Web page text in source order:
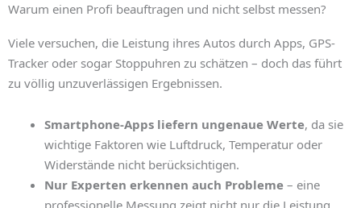
Warum einen Profi beauftragen und nicht selbst messen?
Viele versuchen, die Leistung ihres Autos durch Apps, GPS-
Tracker oder sogar Stoppuhren zu schätzen – doch das führt
zu völlig unzuverlässigen Ergebnissen.
Smartphone-Apps liefern ungenaue Werte, da sie
wichtige Faktoren wie Luftdruck, Temperatur oder
Widerstände nicht berücksichtigen.
Nur Experten erkennen auch Probleme – eine